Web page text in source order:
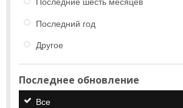
Последний год
Другое
Последнее обновление
Все